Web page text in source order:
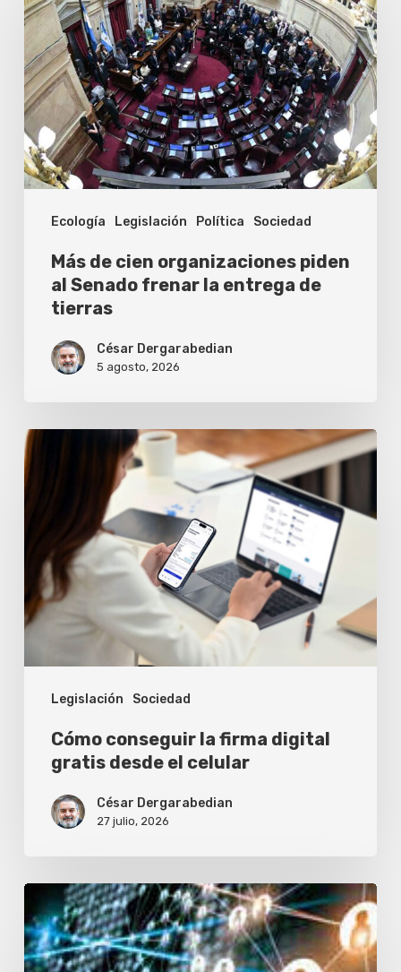
Ecología Legislación Política Sociedad
cien
organizaciones
piden
al
Senado
frenar
la
entrega
tierras
Más de cien organizaciones piden
al Senado frenar la entrega de
tierras
César Dergarabedian
5 agosto, 2026
Legislación Sociedad
Cómo
conseguir
la
digital
gratis
desde
celular
Cómo conseguir la firma digital
gratis desde el celular
César Dergarabedian
27 julio, 2026
Empresarios
debaten
sobre